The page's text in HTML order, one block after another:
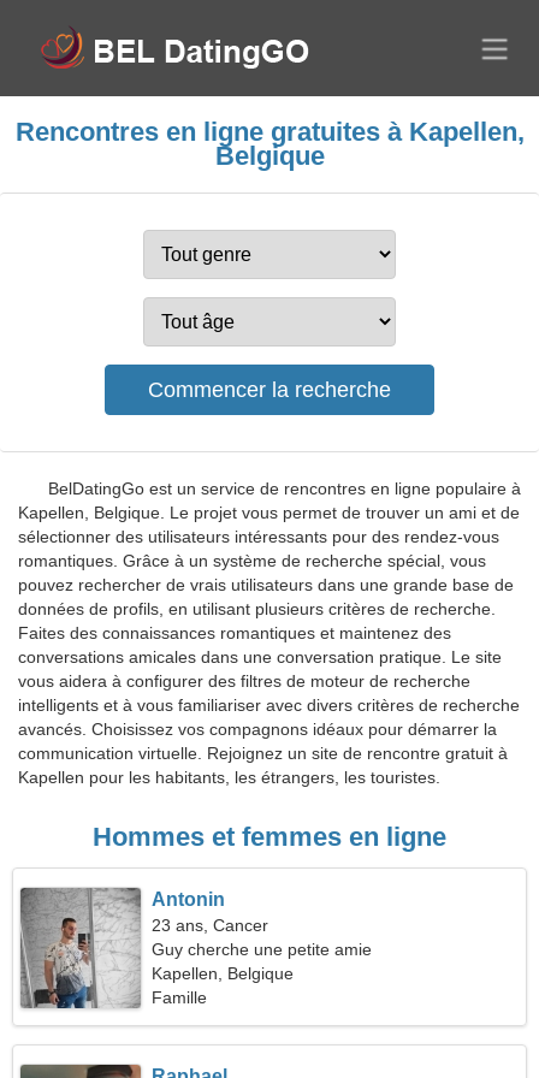
Rencontres en ligne gratuites à Kapellen,
Belgique
BelDatingGo est un service de rencontres en ligne populaire à
Kapellen, Belgique. Le projet vous permet de trouver un ami et de
sélectionner des utilisateurs intéressants pour des rendez-vous
romantiques. Grâce à un système de recherche spécial, vous
pouvez rechercher de vrais utilisateurs dans une grande base de
données de profils, en utilisant plusieurs critères de recherche.
Faites des connaissances romantiques et maintenez des
conversations amicales dans une conversation pratique. Le site
vous aidera à configurer des filtres de moteur de recherche
intelligents et à vous familiariser avec divers critères de recherche
avancés. Choisissez vos compagnons idéaux pour démarrer la
communication virtuelle. Rejoignez un site de rencontre gratuit à
Kapellen pour les habitants, les étrangers, les touristes.
Hommes et femmes en ligne
Antonin
23 ans, Cancer
Guy cherche une petite amie
Kapellen, Belgique
Famille